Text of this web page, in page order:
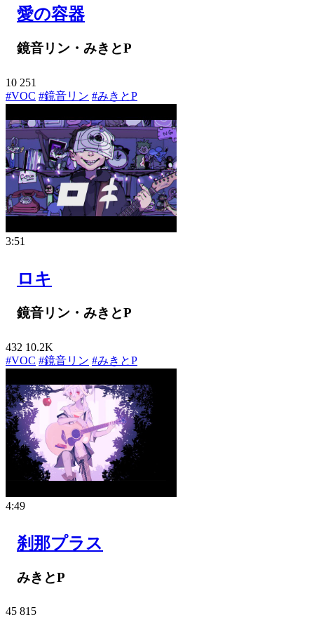
愛の容器
鏡音リン・みきとP
10 251
#VOC #鏡音リン #みきとP
3:51
ロキ
鏡音リン・みきとP
432 10.2K
#VOC #鏡音リン #みきとP
4:49
刹那プラス
みきとP
45 815